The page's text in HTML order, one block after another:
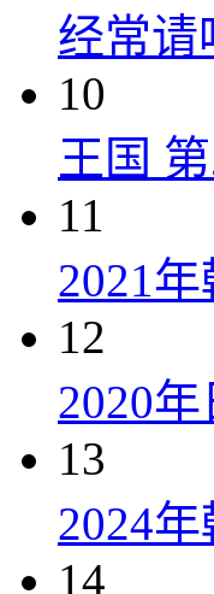
经常请
10
王国
11
2021
12
2020
13
2024
14